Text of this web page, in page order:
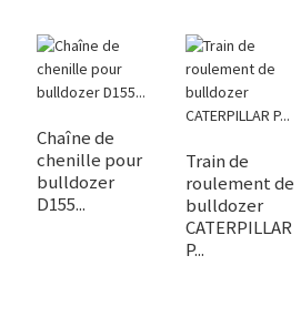
Chaîne de
chenille pour
bulldozer
D155...
Train de
roulement de
bulldozer
CATERPILLAR
P...